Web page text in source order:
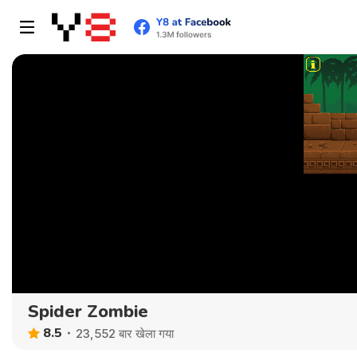
Spider Zombie
8.5 23,552 बार खेला गया